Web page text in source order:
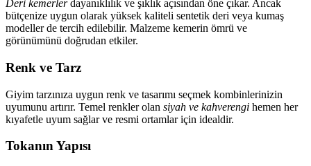
Deri kemerlerdayanıklılık ve şıklık açısından öne çıkar. Ancak
bütçenize uygun olarak yüksek kaliteli sentetik deri veya kumaş
modeller de tercih edilebilir. Malzeme kemerin ömrü ve
görünümünü doğrudan etkiler.
Renk ve Tarz
Giyim tarzınıza uygun renk ve tasarımı seçmek kombinlerinizin
uyumunu artırır. Temel renkler olan siyah ve kahverengi hemen her
kıyafetle uyum sağlar ve resmi ortamlar için idealdir.
Tokanın Yapısı